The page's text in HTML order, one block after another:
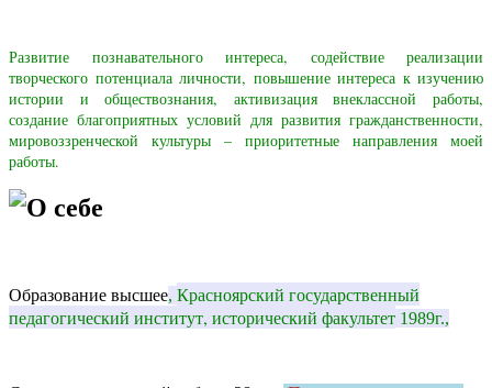
Развитие познавательного интереса, содействие реализации
творческого потенциала личности, повышение интереса к изучению
истории и обществознания, активизация внеклассной работы,
создание благоприятных условий для развития гражданственности,
мировоззренческой культуры – приоритетные направления моей
работы.
О себе
Образование высшее, Красноярский государственный
педагогический институт, исторический факультет 1989г.,